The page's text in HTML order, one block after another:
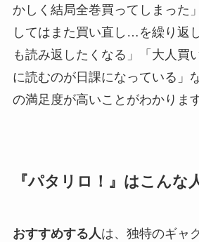
かしく結局全巻買ってしまった
してはまた買い直し…を繰り返
も読み返したくなる」「大人買
に読むのが日課になっている」
の満足度が高いことがわかります
『パタリロ！』はこんな
おすすめする人は、独特のギャ